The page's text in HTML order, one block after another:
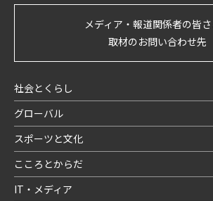
メディア・報道関係者の皆
取材のお問い合わせ先
社会とくらし
グローバル
スポーツと文化
こころとからだ
IT・メディア